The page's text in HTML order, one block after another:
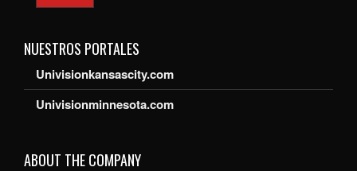
NUESTROS PORTALES
Univisionkansascity.com
Univisionminnesota.com
ABOUT THE COMPANY